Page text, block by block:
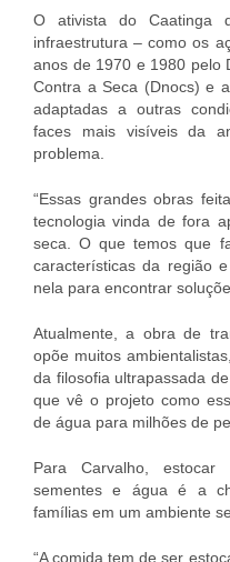
O ativista do Caatinga
infraestrutura – como os
anos de 1970 e 1980 pelo
Contra a Seca (Dnocs) e
adaptadas a outras
faces mais visíveis da
problema.
“Essas grandes obras
tecnologia vinda de fora
seca. O que temos que
características da região
nela para encontrar
Atualmente, a obra de
opõe muitos
da filosofia ultrapassada
que vê o projeto como
de água para milhões de
Para Carvalho, estocar
sementes e água é a
famílias em um ambiente
“A comida tem de ser